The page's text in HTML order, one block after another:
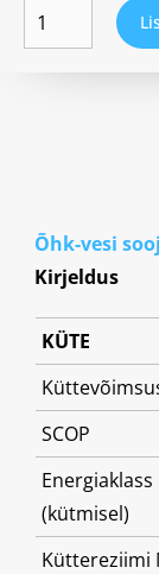
Õhk-vesi
Kirjeldus
KÜTE
SCOP
Energiaklass
(kütmisel)
Küttereziimi